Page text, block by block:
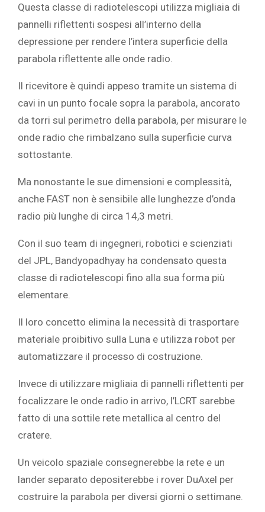
Questa classe di radiotelescopi utilizza migliaia di
pannelli riflettenti sospesi all’interno della
depressione per rendere l’intera superficie della
parabola riflettente alle onde radio.
Il ricevitore è quindi appeso tramite un sistema di
cavi in un punto focale sopra la parabola, ancorato
da torri sul perimetro della parabola, per misurare le
onde radio che rimbalzano sulla superficie curva
sottostante.
Ma nonostante le sue dimensioni e complessità,
anche FAST non è sensibile alle lunghezze d’onda
radio più lunghe di circa 14,3 metri.
Con il suo team di ingegneri, robotici e scienziati
del JPL, Bandyopadhyay ha condensato questa
classe di radiotelescopi fino alla sua forma più
elementare.
Il loro concetto elimina la necessità di trasportare
materiale proibitivo sulla Luna e utilizza robot per
automatizzare il processo di costruzione.
Invece di utilizzare migliaia di pannelli riflettenti per
focalizzare le onde radio in arrivo, l’LCRT sarebbe
fatto di una sottile rete metallica al centro del
cratere.
Un veicolo spaziale consegnerebbe la rete e un
lander separato depositerebbe i rover DuAxel per
costruire la parabola per diversi giorni o settimane.